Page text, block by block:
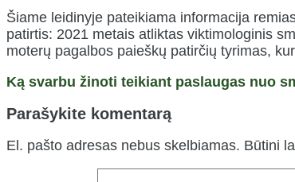
Šiame leidinyje pateikiama informacija
patirtis: 2021 metais atliktas viktimologinis
moterų pagalbos paieškų patirčių tyrimas,
Ką svarbu žinoti teikiant paslaugas nuo
Parašykite komentarą
El. pašto adresas nebus skelbiamas. Būtini